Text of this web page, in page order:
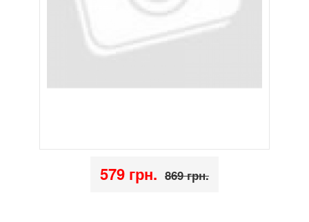
579 грн. 869 грн.